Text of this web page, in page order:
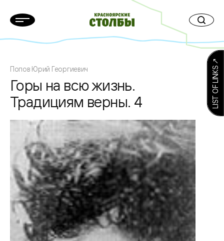
Попов Юрий Георгиевич
Горы на всю жизнь.
Традициям верны. 4
LIST OF LINKS ↗